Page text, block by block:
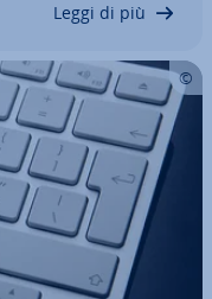
Leggi di più